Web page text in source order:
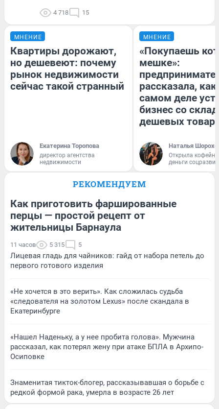
4 718 15
МНЕНИЕ
Квартиры дорожают,
но дешевеют: почему
рынок недвижимости
сейчас такой странный
Екатерина Торопова
директор агентства
недвижимости
МНЕНИЕ
«Покупаешь
мешке»:
рассказала, как
самом деле
бизнес со
дешевых
Наталья
Открыла
деньги
РЕКОМЕНДУЕМ
Как приготовить фаршированные
перцы — простой рецепт от
жительницы Барнаула
11 часов 5 315 5
Лицевая гладь для чайников: гайд от набора петель до
первого готового изделия
«Не хочется в это верить». Как сложилась судьба
«следователя на золотом Lexus» после скандала в
Екатеринбурге
«Нашел Наденьку, а у нее пробита голова». Мужчина
рассказал, как потерял жену при атаке БПЛА в Архипо-
Осиповке
Знаменитая тикток-блогер, рассказывавшая о борьбе с
редкой формой рака, умерла в возрасте 26 лет